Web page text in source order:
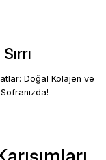
Doğal Kolajen ve